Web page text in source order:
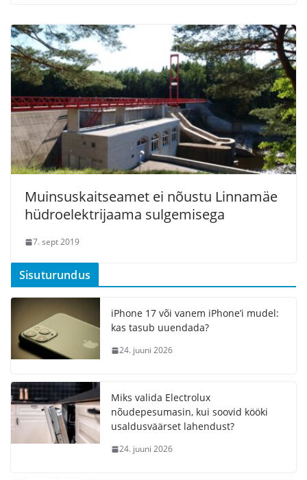
Muinsuskaitseamet ei nõustu Linnamäe
hüdroelektrijaama sulgemisega
7. sept 2019
Sisuturundus
iPhone 17 või vanem iPhone’i mudel:
kas tasub uuendada?
24. juuni 2026
Miks valida Electrolux
nõudepesumasin, kui soovid kööki
usaldusväärset lahendust?
24. juuni 2026